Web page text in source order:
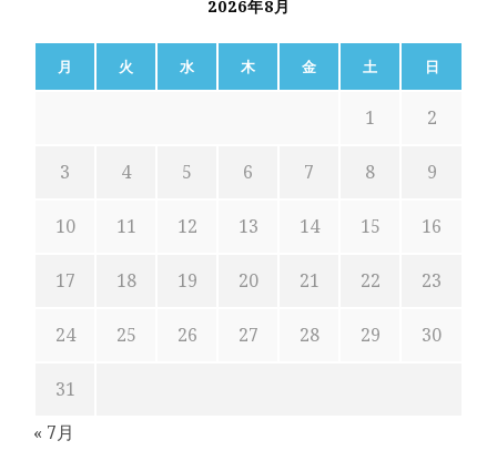
2026年8月
月 火 水 木 金 土 日
1 2
3 4 5 6 7 8 9
10 11 12 13 14 15 16
17 18 19 20 21 22 23
24 25 26 27 28 29 30
31
« 7月